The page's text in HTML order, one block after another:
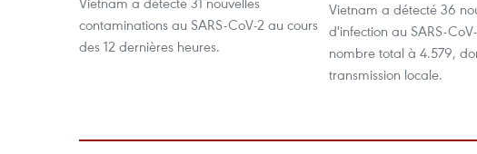
contaminations au SARS-CoV-2 au cours
des 12 dernières heures.
Vietnam a détecté 36
d'infection au SARS-
nombre total à 4.579,
transmission locale.